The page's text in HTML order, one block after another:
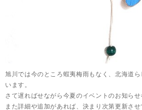
旭川では今のところ蝦夷梅雨もなく、北海道
います。
さて遅ればせながら今夏のイベントのお知らせ
また詳細や追加があれば、決まり次第更新させ